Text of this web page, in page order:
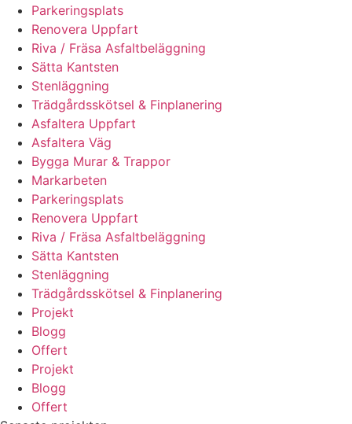
Parkeringsplats
Renovera Uppfart
Riva / Fräsa Asfaltbeläggning
Sätta Kantsten
Stenläggning
Trädgårdsskötsel & Finplanering
Asfaltera Uppfart
Asfaltera Väg
Bygga Murar & Trappor
Markarbeten
Parkeringsplats
Renovera Uppfart
Riva / Fräsa Asfaltbeläggning
Sätta Kantsten
Stenläggning
Trädgårdsskötsel & Finplanering
Projekt
Blogg
Offert
Projekt
Blogg
Offert